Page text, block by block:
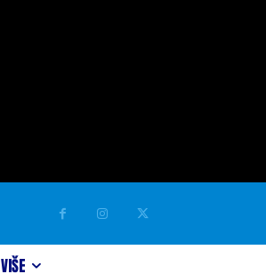
VIŠE